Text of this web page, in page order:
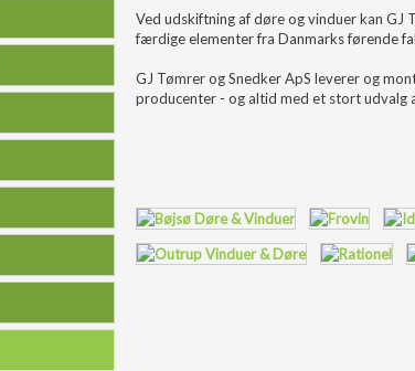
Ved udskiftning af døre og vinduer kan GJ
færdige elementer fra Danmarks førende
GJ Tømrer og Snedker ApS leverer og
producenter - og altid med et stort udvalg